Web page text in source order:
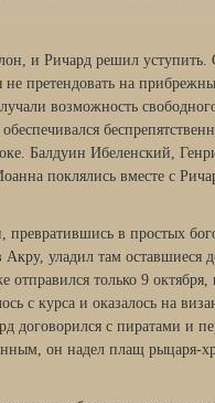
и Ричард решил уступить.
претендовать на
возможность
Балдуин Ибеленский,
поклялись вместе с
в простых
уладил там оставшиеся
только 9 октября,
с курса и оказалось на
договорился с пиратами и
он надел плащ рыцаря-